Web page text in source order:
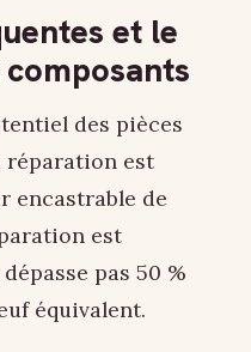
et le
des pièces
réparation est
encastrable de
est
pas 50 %
équivalent.